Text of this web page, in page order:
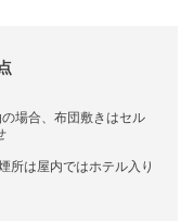
場合、布団敷きはセル
所は屋内ではホテル入り